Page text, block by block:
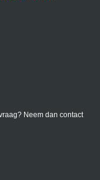
Neem dan contact